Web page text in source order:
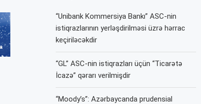
“Unibank Kommersiya Bankı” ASC-nin
istiqrazlarının yerləşdirilməsi üzrə hərrac
keçiriləcəkdir
“GL” ASC-nin istiqrazları üçün “Ticarətə
İcazə” qərarı verilmişdir
“Moody’s”: Azərbaycanda prudensial